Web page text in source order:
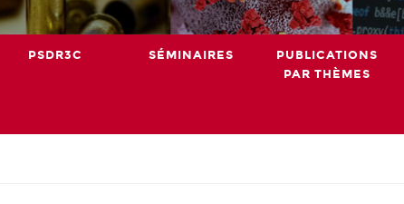
PSDR3C SÉMINAIRES
PUBLICATIONS
PAR THÈMES